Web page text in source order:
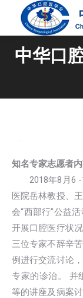
中华口
知名专家志愿者
2018年8月6
医院岳林教授、
会“西部行”公益
开展口腔医疗状
三位专家不辞辛
例进行交流讨论
专家的诊治。 并
等的讲座及病案